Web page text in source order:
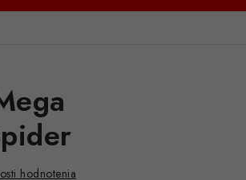
hodnotenia